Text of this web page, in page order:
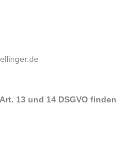
13 und 14 DSGVO